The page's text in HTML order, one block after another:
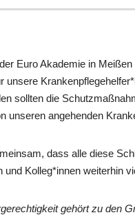
Euro Akademie in
unsere
sollten die
unseren angehenden
dass alle diese
und Kolleg*innen weiterhin
gehört zu den